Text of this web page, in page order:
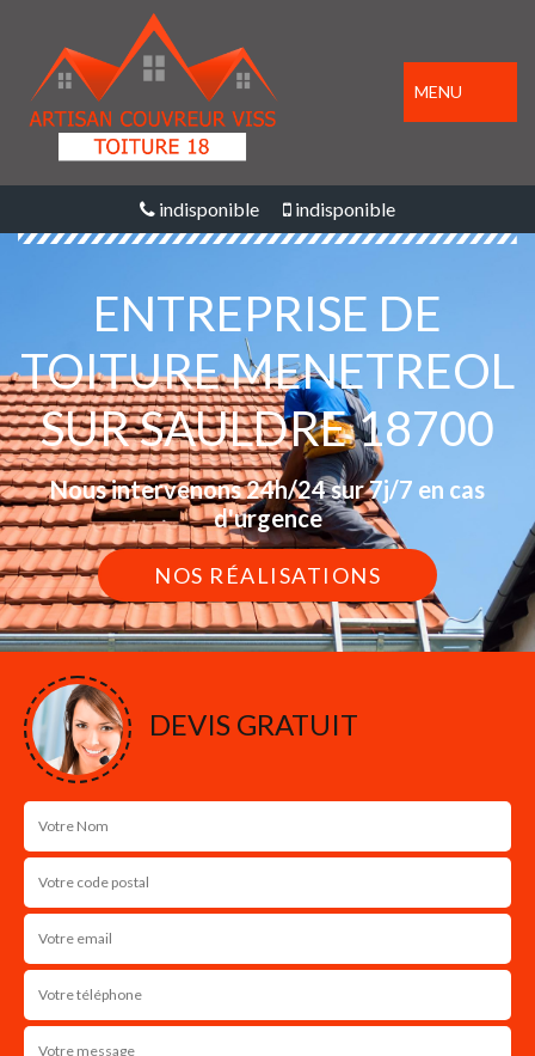
MENU
indisponible indisponible
ENTREPRISE DE
TOITURE MENETREOL
SUR SAULDRE 18700
Nous intervenons 24h/24 sur 7j/7 en cas
d'urgence
NOS RÉALISATIONS
DEVIS GRATUIT